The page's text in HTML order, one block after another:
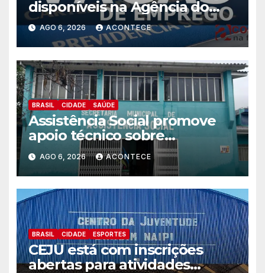
disponíveis na Agência do
Trabalhador
AGO 6, 2026 ACONTECE
BRASIL CIDADE SAÚDE
Assistência Social promove
apoio técnico sobre
preparação e resposta a
situações de emergência e
calamidade pública
AGO 6, 2026 ACONTECE
BRASIL CIDADE ESPORTES
CEJU está com inscrições
abertas para atividades